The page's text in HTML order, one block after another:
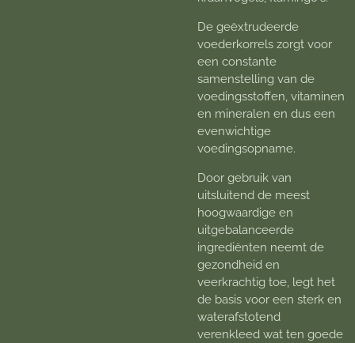
De geëxtrudeerde
voederkorrels zorgt voor
een constante
samenstelling van de
voedingsstoffen, vitaminen
en mineralen en dus een
evenwichtige
voedingsopname.
Door gebruik van
uitsluitend de meest
hoogwaardige en
uitgebalanceerde
ingrediënten neemt de
gezondheid en
veerkrachtig toe, legt het
de basis voor een sterk en
waterafstotend
verenkleed wat ten goede